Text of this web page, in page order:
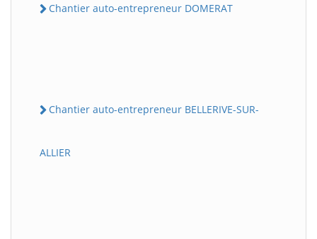
Chantier auto-entrepreneur DOMERAT
Chantier auto-entrepreneur BELLERIVE-SUR-
ALLIER